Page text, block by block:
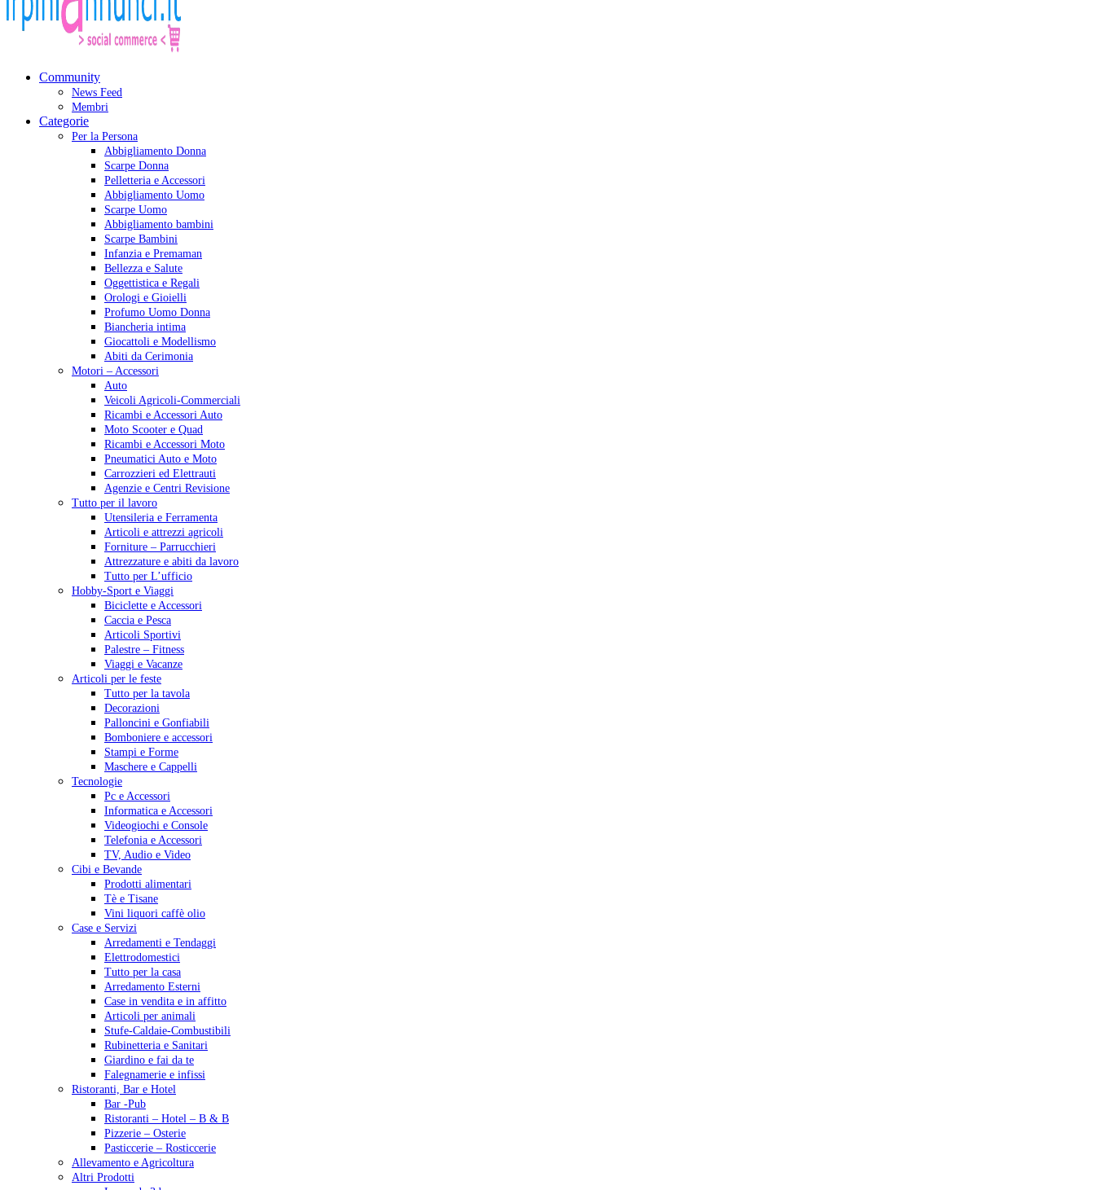
Community
News Feed
Membri
Categorie
Per la Persona
Abbigliamento Donna
Scarpe Donna
Pelletteria e Accessori
Abbigliamento Uomo
Scarpe Uomo
Abbigliamento bambini
Scarpe Bambini
Infanzia e Premaman
Bellezza e Salute
Oggettistica e Regali
Orologi e Gioielli
Profumo Uomo Donna
Biancheria intima
Giocattoli e Modellismo
Abiti da Cerimonia
Motori – Accessori
Auto
Veicoli Agricoli-Commerciali
Ricambi e Accessori Auto
Moto Scooter e Quad
Ricambi e Accessori Moto
Pneumatici Auto e Moto
Carrozzieri ed Elettrauti
Agenzie e Centri Revisione
Tutto per il lavoro
Utensileria e Ferramenta
Articoli e attrezzi agricoli
Forniture – Parrucchieri
Attrezzature e abiti da lavoro
Tutto per L’ufficio
Hobby-Sport e Viaggi
Biciclette e Accessori
Caccia e Pesca
Articoli Sportivi
Palestre – Fitness
Viaggi e Vacanze
Articoli per le feste
Tutto per la tavola
Decorazioni
Palloncini e Gonfiabili
Bomboniere e accessori
Stampi e Forme
Maschere e Cappelli
Tecnologie
Pc e Accessori
Informatica e Accessori
Videogiochi e Console
Telefonia e Accessori
TV, Audio e Video
Cibi e Bevande
Prodotti alimentari
Tè e Tisane
Vini liquori caffè olio
Case e Servizi
Arredamenti e Tendaggi
Elettrodomestici
Tutto per la casa
Arredamento Esterni
Case in vendita e in affitto
Articoli per animali
Stufe-Caldaie-Combustibili
Rubinetteria e Sanitari
Giardino e fai da te
Falegnamerie e infissi
Ristoranti, Bar e Hotel
Bar -Pub
Ristoranti – Hotel – B & B
Pizzerie – Osterie
Pasticcerie – Rosticcerie
Allevamento e Agricoltura
Altri Prodotti